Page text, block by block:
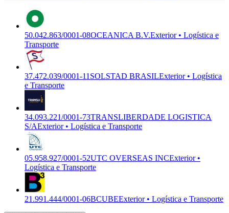
50.042.863/0001-08OCEANICA B.V.Exterior • Logística e
Transporte
37.472.039/0001-11 SOLSTAD BRASILExterior • Logística
e Transporte
34.093.221/0001-73TRANSLIBERDADE LOGISTICA
S/AExterior • Logística e Transporte
05.958.927/0001-52UTC OVERSEAS INCExterior •
Logística e Transporte
21.991.444/0001-06BCUBEExterior • Logística e Transporte